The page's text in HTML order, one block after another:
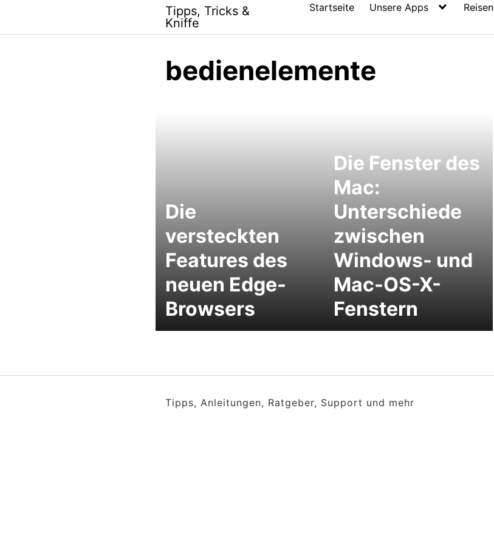
content
Tipps, Tricks &
Kniffe
Startseite Unsere Apps Reisen
bedienelemente
Die
versteckten
Features des
neuen Edge-
Browsers
Die Fenster des
Mac:
Unterschiede
zwischen
Windows- und
Mac-OS-X-
Fenstern
Tipps, Anleitungen, Ratgeber, Support und mehr